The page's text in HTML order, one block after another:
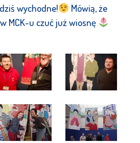
wychodne!
Mówią, że
MCK-u czuć już wiosnę